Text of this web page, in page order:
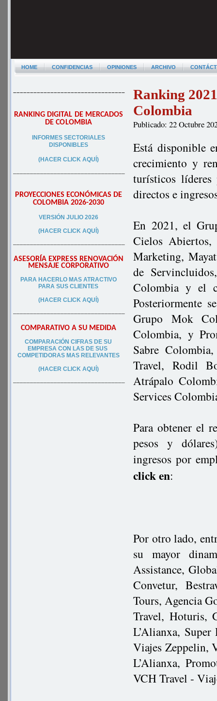
HOME CONFIDENCIAS OPINIONES ARCHIVO
–––––––––––––––––––––––––––––––––
RANKING DIGITAL DE MERCADOS
DE COLOMBIA
INFORMES SECTORIALES
DISPONIBLES
(HACER CLICK AQUÍ)
–––––––––––––––––––––––––––––––––
PROYECCIONES ECONÓMICAS DE
COLOMBIA 2026-2030
VERSIÓN JULIO 2026
(HACER CLICK AQUÍ)
–––––––––––––––––––––––––––––––––
ASESORÍA EXPRESS RENOVACIÓN
MENSAJE CORPORATIVO
PARA HACERLO MAS ATRACTIVO
PARA SUS CLIENTES
(HACER CLICK AQUÍ)
–––––––––––––––––––––––––––––––––
COMPARATIVO A SU MEDIDA
COMPARACIÓN CIFRAS DE SU
EMPRESA CON LAS DE SUS
COMPETIDORAS MAS RELEVANTES
(HACER CLICK AQUÍ)
–––––––––––––––––––––––––––––––––
Ranking
Colombia
Publicado: 22 Octubre
Está disponible
crecimiento y
turísticos líderes
directos e
En 2021, el
Cielos Abiertos,
Marketing,
de
Colombia y el
Posteriormente
Grupo Mok
Colombia, y
Sabre
Travel, Rodil
Atrápalo
Services
Para obtener el
pesos y
ingresos por
click en:
Por otro lado,
su mayor
Assistance,
Convetur,
Tours, Agencia
Travel, Hoturis,
L’Alianxa,
Viajes Zeppelin,
L’Alianxa,
VCH Travel -